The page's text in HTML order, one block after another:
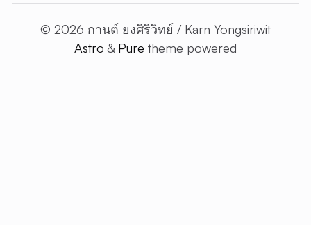
© 2026 กานต์ ยงศิริวิทย์ / Karn Yongsiriwit
Astro & Pure theme powered